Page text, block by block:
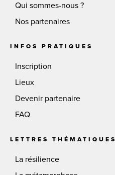
Qui sommes-nous ?
Nos partenaires
INFOS PRATIQUES
Inscription
Lieux
Devenir partenaire
FAQ
LETTRES THÉMATIQUES
La résilience